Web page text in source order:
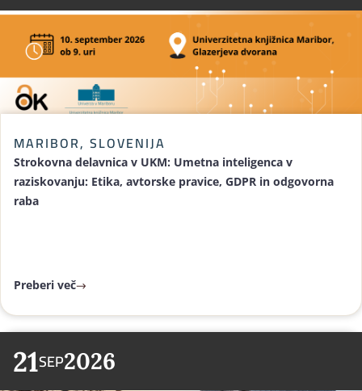
MARIBOR, SLOVENIJA
Strokovna delavnica v UKM: Umetna inteligenca v
raziskovanju: Etika, avtorske pravice, GDPR in odgovorna
raba
Preberi več
21SEP2026